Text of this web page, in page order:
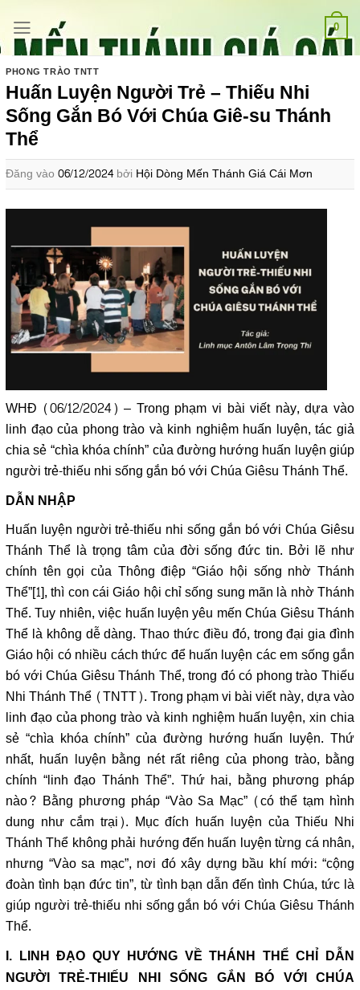
qua
nội
dung
0
PHONG TRÀO TNTT
Huấn Luyện Người Trẻ – Thiếu Nhi
Sống Gắn Bó Với Chúa Giê-su Thánh
Thể
Đăng vào 06/12/2024 bởi Hội Dòng Mến Thánh Giá Cái Mơn
WHĐ (06/12/2024) – Trong phạm vi bài viết này, dựa vào
linh đạo của phong trào và kinh nghiệm huấn luyện, tác giả
chia sẻ “chìa khóa chính” của đường hướng huấn luyện giúp
người trẻ-thiếu nhi sống gắn bó với Chúa Giêsu Thánh Thể.
DẪN NHẬP
Huấn luyện người trẻ-thiếu nhi sống gắn bó với Chúa Giêsu
Thánh Thể là trọng tâm của đời sống đức tin. Bởi lẽ như
chính tên gọi của Thông điệp “Giáo hội sống nhờ Thánh
Thể”[1], thì con cái Giáo hội chỉ sống sung mãn là nhờ Thánh
Thể. Tuy nhiên, việc huấn luyện yêu mến Chúa Giêsu Thánh
Thể là không dễ dàng. Thao thức điều đó, trong đại gia đình
Giáo hội có nhiều cách thức để huấn luyện các em sống gắn
bó với Chúa Giêsu Thánh Thể, trong đó có phong trào Thiếu
Nhi Thánh Thể (TNTT). Trong phạm vi bài viết này, dựa vào
linh đạo của phong trào và kinh nghiệm huấn luyện, xin chia
sẻ “chìa khóa chính” của đường hướng huấn luyện. Thứ
nhất, huấn luyện bằng nét rất riêng của phong trào, bằng
chính “linh đạo Thánh Thể”. Thứ hai, bằng phương pháp
nào? Bằng phương pháp “Vào Sa Mạc” (có thể tạm hình
dung như cắm trại). Mục đích huấn luyện của Thiếu Nhi
Thánh Thể không phải hướng đến huấn luyện từng cá nhân,
nhưng “Vào sa mạc”, nơi đó xây dựng bầu khí mới: “cộng
đoàn tình bạn đức tin”, từ tình bạn dẫn đến tình Chúa, tức là
giúp người trẻ-thiếu nhi sống gắn bó với Chúa Giêsu Thánh
Thể.
I. LINH ĐẠO QUY HƯỚNG VỀ THÁNH THỂ CHỈ DẪN
NGƯỜI TRẺ-THIẾU NHI SỐNG GẮN BÓ VỚI CHÚA